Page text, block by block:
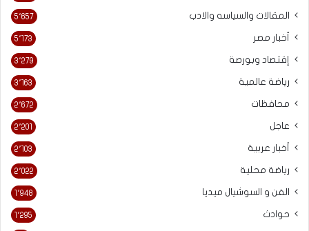
المقالات والسياسه والادب 5٬657
أخبار مصر 5٬173
إقتصاد وبورصة 3٬279
رياضة عالمية 3٬163
محافظات 2٬672
عاجل 2٬201
أخبار عربية 2٬103
رياضة محلية 2٬022
الفن و السوشيال ميديا 1٬948
حوادث 1٬295